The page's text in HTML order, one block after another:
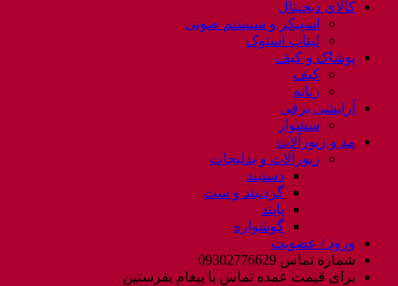
کالای دیجیتال
اسپیکر و سیستم صوتی
لپتاب استوک
پوشاک و کیف
کیف
زنانه
آرایشی برقی
سشوار
مد و زیورآلات
زیورآلات و بدلیجات
دستبند
گردنبند و ست
پابند
گوشواره
ورود / عضویت
شماره تماس 09302776629
برای قیمت عمده تماس یا پیغام بفرستین